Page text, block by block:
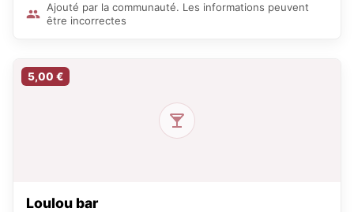
Ajouté par la communauté. Les informations peuvent
être incorrectes
5,00 €
Loulou bar